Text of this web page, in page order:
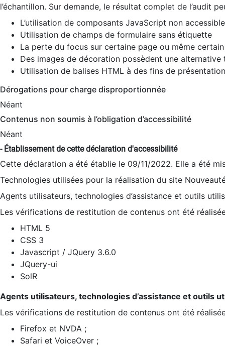
l’échantillon. Sur demande, le résultat complet de l’audit
L’utilisation de composants JavaScript non
Utilisation de champs de formulaire sans étiquette
La perte du focus sur certaine page ou même
Des images de décoration possèdent une alternative
Utilisation de balises HTML à des fins de
Dérogations pour charge disproportionnée
Néant
Contenus non soumis à l’obligation d’accessibilité
Néant
- Établissement de cette déclaration d'accessibilité
Cette déclaration a été établie le 09/11/2022. Elle a été
Technologies utilisées pour la réalisation du site
Agents utilisateurs, technologies d’assistance et outils
Les vérifications de restitution de contenus ont été
HTML 5
CSS 3
Javascript / JQuery 3.6.0
JQuery-ui
SolR
Agents utilisateurs, technologies d’assistance et outils
Les vérifications de restitution de contenus ont été
Firefox et NVDA ;
Safari et VoiceOver ;